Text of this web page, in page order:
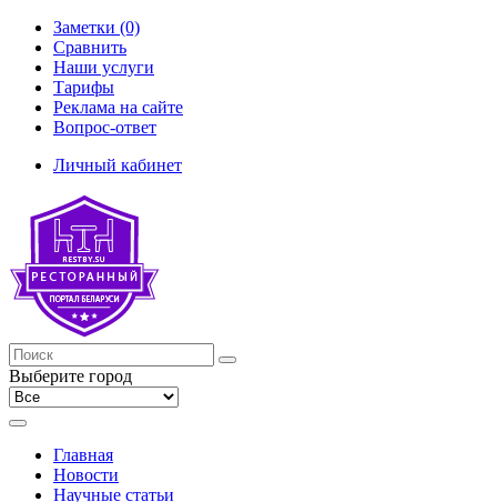
Заметки (0)
Сравнить
Наши услуги
Тарифы
Реклама на сайте
Вопрос-ответ
Личный кабинет
Выберите город
Главная
Новости
Научные статьи